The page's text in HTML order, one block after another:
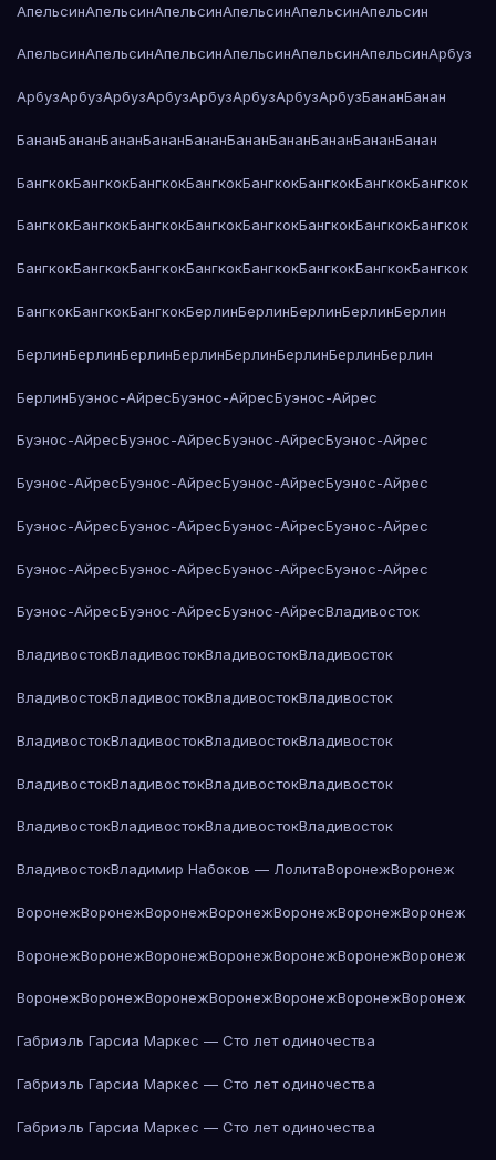
АпельсинАпельсинАпельсинАпельсинАпельсинАпельсин
АпельсинАпельсинАпельсинАпельсинАпельсинАпельсинАрбуз
АрбузАрбузАрбузАрбузАрбузАрбузАрбузАрбузБананБанан
БананБананБананБананБананБананБананБананБананБанан
БангкокБангкокБангкокБангкокБангкокБангкокБангкокБангкок
БангкокБангкокБангкокБангкокБангкокБангкокБангкокБангкок
БангкокБангкокБангкокБангкокБангкокБангкокБангкокБангкок
БангкокБангкокБангкокБерлинБерлинБерлинБерлинБерлин
БерлинБерлинБерлинБерлинБерлинБерлинБерлинБерлин
БерлинБуэнос-АйресБуэнос-АйресБуэнос-Айрес
Буэнос-АйресБуэнос-АйресБуэнос-АйресБуэнос-Айрес
Буэнос-АйресБуэнос-АйресБуэнос-АйресБуэнос-Айрес
Буэнос-АйресБуэнос-АйресБуэнос-АйресБуэнос-Айрес
Буэнос-АйресБуэнос-АйресБуэнос-АйресБуэнос-Айрес
Буэнос-АйресБуэнос-АйресБуэнос-АйресВладивосток
ВладивостокВладивостокВладивостокВладивосток
ВладивостокВладивостокВладивостокВладивосток
ВладивостокВладивостокВладивостокВладивосток
ВладивостокВладивостокВладивостокВладивосток
ВладивостокВладивостокВладивостокВладивосток
ВладивостокВладимир Набоков — ЛолитаВоронежВоронеж
ВоронежВоронежВоронежВоронежВоронежВоронежВоронеж
ВоронежВоронежВоронежВоронежВоронежВоронежВоронеж
ВоронежВоронежВоронежВоронежВоронежВоронежВоронеж
Габриэль Гарсиа Маркес — Сто лет одиночества
Габриэль Гарсиа Маркес — Сто лет одиночества
Габриэль Гарсиа Маркес — Сто лет одиночества